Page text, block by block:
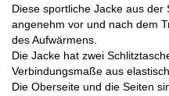
Diese sportliche Jacke aus der
angenehm vor und nach dem
des Aufwärmens.
Die Jacke hat zwei
Verbindungsmaße aus
Die Oberseite und die Seiten